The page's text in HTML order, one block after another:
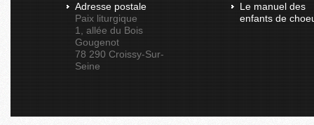
Adresse postale
Paix liturgique
1, allée du Bois
Gougenot
78 290 Croissy-Sur-
Seine
Le manuel des
enfants de